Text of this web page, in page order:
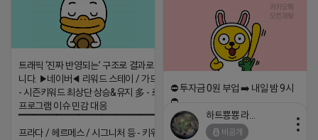
트래픽 ‘진짜 반영되는’ 구조로 결과로 보여드립
니다. ▶네이버◀ 리워드 스테이 / 가드 / 자몽 등
- 시즌키워드 최상단 상승&유지 多 - 로직변화,
프로그램 이슈 민감 대응
▔▔▔▔▔▔▔▔▔▔▔▔▔▔▔▔▔▔ ▶쿠팡◀
프라다 / 헤르메스 / 시그니처 등 - 키워드 검색
⛔️ 투자금 0원 부업 ➡️ 내일 밤 9시
⛔️
2026-04-18 17:23
하트뿅뿅 라이언
비공개